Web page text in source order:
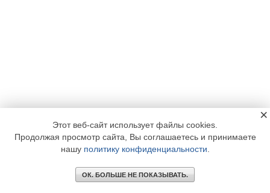
Этот веб-сайт использует файлы cookies.
Продолжая просмотр сайта, Вы соглашаетесь и принимаете
нашу политику конфиденциальности
ОК. БОЛЬШЕ НЕ ПОКАЗЫВАТЬ.
×